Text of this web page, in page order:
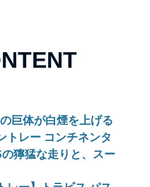
巨体が白煙を上げる
トレー コンチネンタ
の獰猛な走りと、スー